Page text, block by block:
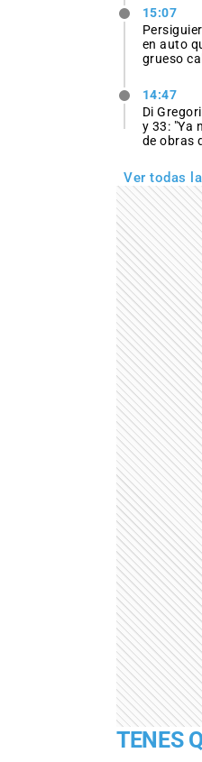
15:07
en auto
grueso
14:47
Di
y 33: "Ya
de obras
Ver todas
TENES